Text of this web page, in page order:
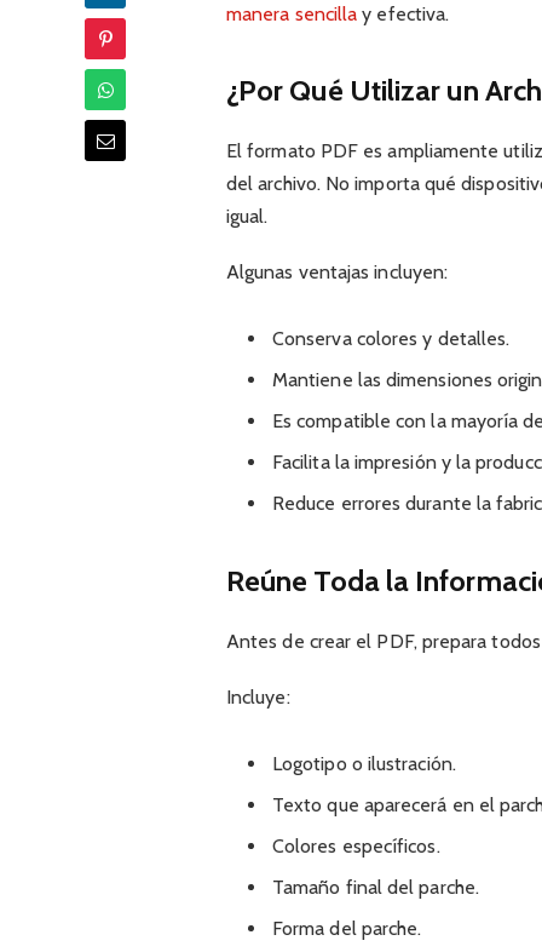
manera sencilla y efectiva.
¿Por Qué Utilizar un
El formato PDF es ampliamente
del archivo. No importa qué
igual.
Algunas ventajas incluyen:
Conserva colores y detalles.
Mantiene las dimensiones
Es compatible con la mayoría
Facilita la impresión y la
Reduce errores durante la
Reúne Toda la
Antes de crear el PDF, prepara
Incluye:
Logotipo o ilustración.
Texto que aparecerá en el
Colores específicos.
Tamaño final del parche.
Forma del parche.